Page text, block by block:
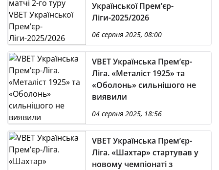
Української Премʼєр-
Ліги-2025/2026
06 серпня 2025, 08:00
VBET Українська Премʼєр-
Ліга. «Металіст 1925» та
«Оболонь» сильнішого не
виявили
04 серпня 2025, 18:56
VBET Українська Премʼєр-
Ліга. «Шахтар» стартував у
новому чемпіонаті з